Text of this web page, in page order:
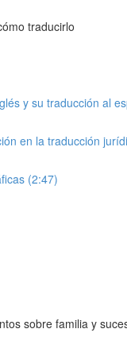
traducirlo
y su traducción al
en la traducción
(2:47)
sobre familia y